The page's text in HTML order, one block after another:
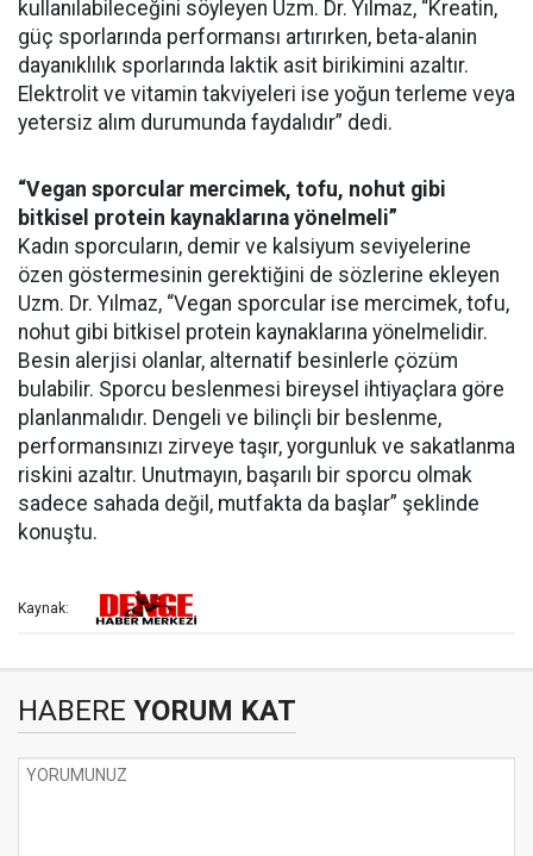
kullanılabileceğini söyleyen Uzm. Dr. Yılmaz, “Kreatin,
güç sporlarında performansı artırırken, beta-alanin
dayanıklılık sporlarında laktik asit birikimini azaltır.
Elektrolit ve vitamin takviyeleri ise yoğun terleme veya
yetersiz alım durumunda faydalıdır” dedi.
“Vegan sporcular mercimek, tofu, nohut gibi
bitkisel protein kaynaklarına yönelmeli”
Kadın sporcuların, demir ve kalsiyum seviyelerine
özen göstermesinin gerektiğini de sözlerine ekleyen
Uzm. Dr. Yılmaz, “Vegan sporcular ise mercimek, tofu,
nohut gibi bitkisel protein kaynaklarına yönelmelidir.
Besin alerjisi olanlar, alternatif besinlerle çözüm
bulabilir. Sporcu beslenmesi bireysel ihtiyaçlara göre
planlanmalıdır. Dengeli ve bilinçli bir beslenme,
performansınızı zirveye taşır, yorgunluk ve sakatlanma
riskini azaltır. Unutmayın, başarılı bir sporcu olmak
sadece sahada değil, mutfakta da başlar” şeklinde
konuştu.
Kaynak:
HABERE YORUM KAT